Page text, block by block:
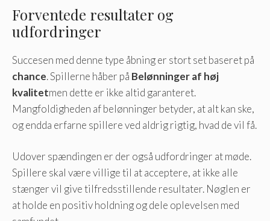
Forventede resultater og
udfordringer
Succesen med denne type åbning er stort set baseret på
chance. Spillerne håber på Belønninger af høj
kvalitetmen dette er ikke altid garanteret.
Mangfoldigheden af ​​belønninger betyder, at alt kan ske,
og endda erfarne spillere ved aldrig rigtig, hvad de vil få.
Udover spændingen er der også udfordringer at møde.
Spillere skal være villige til at acceptere, at ikke alle
stænger vil give tilfredsstillende resultater. Nøglen er
at holde en positiv holdning og dele oplevelsen med